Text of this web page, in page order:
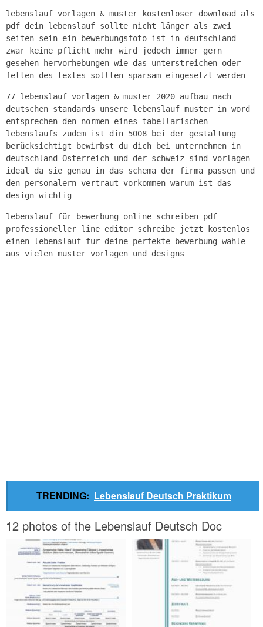
lebenslauf vorlagen & muster kostenloser download als
pdf dein lebenslauf sollte nicht länger als zwei
seiten sein ein bewerbungsfoto ist in deutschland
zwar keine pflicht mehr wird jedoch immer gern
gesehen hervorhebungen wie das unterstreichen oder
fetten des textes sollten sparsam eingesetzt werden
77 lebenslauf vorlagen & muster 2020 aufbau nach
deutschen standards unsere lebenslauf muster in word
entsprechen den normen eines tabellarischen
lebenslaufs zudem ist din 5008 bei der gestaltung
berücksichtigt bewirbst du dich bei unternehmen in
deutschland Österreich und der schweiz sind vorlagen
ideal da sie genau in das schema der firma passen und
den personalern vertraut vorkommen warum ist das
design wichtig
lebenslauf für bewerbung online schreiben pdf
professioneller line editor schreibe jetzt kostenlos
einen lebenslauf für deine perfekte bewerbung wähle
aus vielen muster vorlagen und designs
TRENDING: Lebenslauf Deutsch Praktikum
12 photos of the Lebenslauf Deutsch Doc